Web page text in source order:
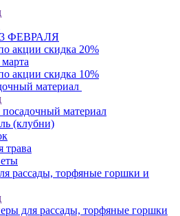
ФЕВРАЛЯ
акции скидка 20%
акции скидка 10%
материал
материал
(клубни)
трава
рассады, торфяные горшки и
для рассады, торфяные горшки